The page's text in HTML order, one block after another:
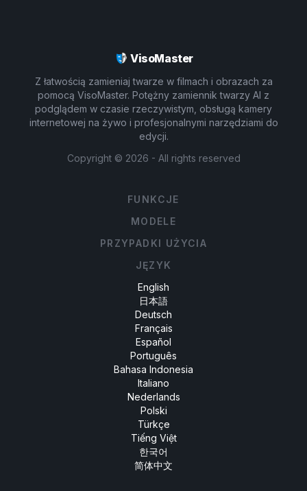
VisoMaster
Z łatwością zamieniaj twarze w filmach i obrazach za
pomocą VisoMaster. Potężny zamiennik twarzy AI z
podglądem w czasie rzeczywistym, obsługą kamery
internetowej na żywo i profesjonalnymi narzędziami do
edycji.
Copyright © 2026 - All rights reserved
FUNKCJE
MODELE
PRZYPADKI UŻYCIA
JĘZYK
English
日本語
Deutsch
Français
Español
Português
Bahasa Indonesia
Italiano
Nederlands
Polski
Türkçe
Tiếng Việt
한국어
简体中文